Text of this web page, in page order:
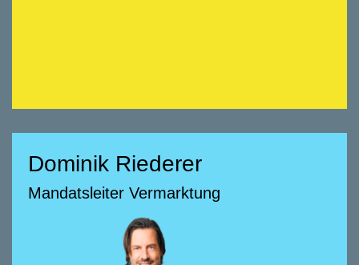
Dominik Riederer
Mandatsleiter Vermarktung
Dominik Riederer
Mandatsleiter Vermarktung
dominik.riederer@smeyers.ch